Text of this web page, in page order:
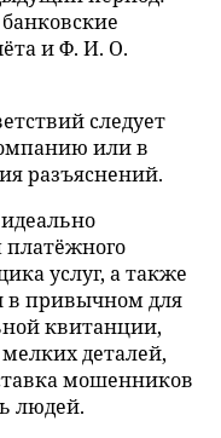
и Ф. И. О.
следует
или в
разъяснений.
платёжного
услуг, а также
в привычном для
квитанции,
деталей,
мошенников
людей.